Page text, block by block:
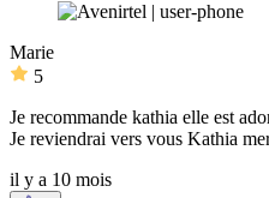
Marie
5
Je recommande kathia elle est
Je reviendrai vers vous Kathia
il y a 10 mois